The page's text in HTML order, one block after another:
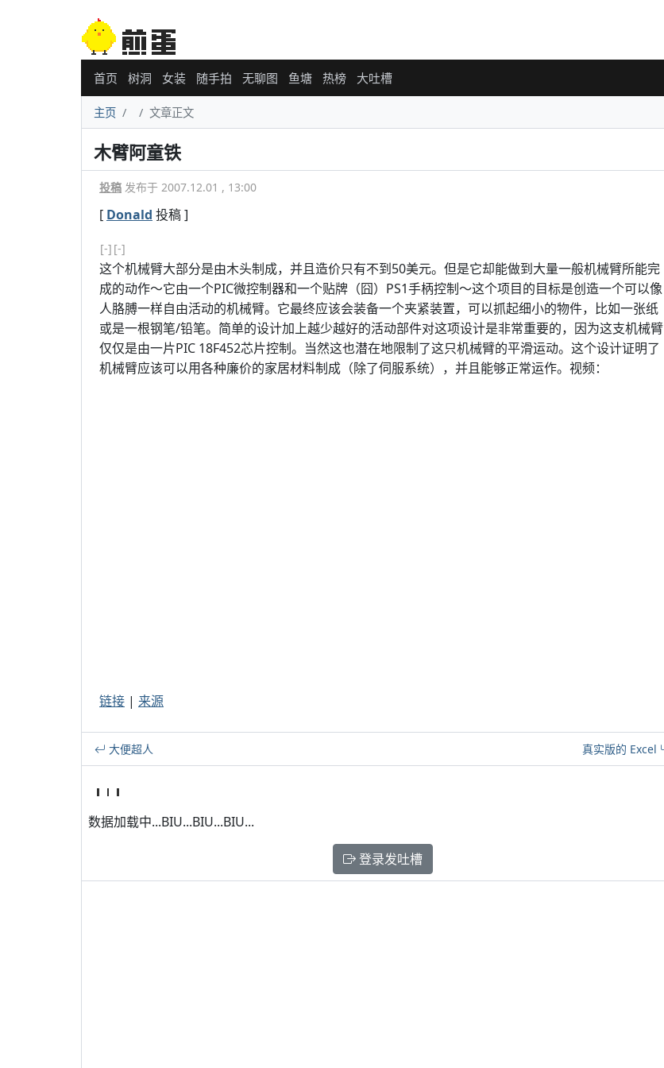
首页 树洞 女装 随手拍 无聊图 鱼塘 热榜 大吐槽
主页 文章正文
木臂阿童铁
投稿 发布于 2007.12.01 , 13:00
[ Donald 投稿 ]
[-] [-]
这个机械臂大部分是由木头制成，并且造价只有不到50美元。但是它却能做到大量一般机械臂所能完
成的动作～它由一个PIC微控制器和一个贴牌（囧）PS1手柄控制～这个项目的目标是创造一个可以像
人胳膊一样自由活动的机械臂。它最终应该会装备一个夹紧装置，可以抓起细小的物件，比如一张纸
或是一根钢笔/铅笔。简单的设计加上越少越好的活动部件对这项设计是非常重要的，因为这支机械臂
仅仅是由一片PIC 18F452芯片控制。当然这也潜在地限制了这只机械臂的平滑运动。这个设计证明了
机械臂应该可以用各种廉价的家居材料制成（除了伺服系统），并且能够正常运作。视频：
链接 | 来源
大便超人 真实版的 Excel
数据加载中...BIU...BIU...BIU...
登录发吐槽